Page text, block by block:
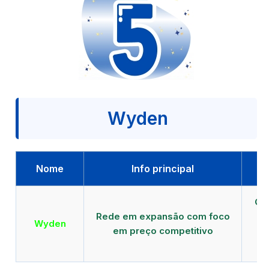
Wyden
Nome Info principal
Wyden
Rede em expansão com foco
em preço competitivo